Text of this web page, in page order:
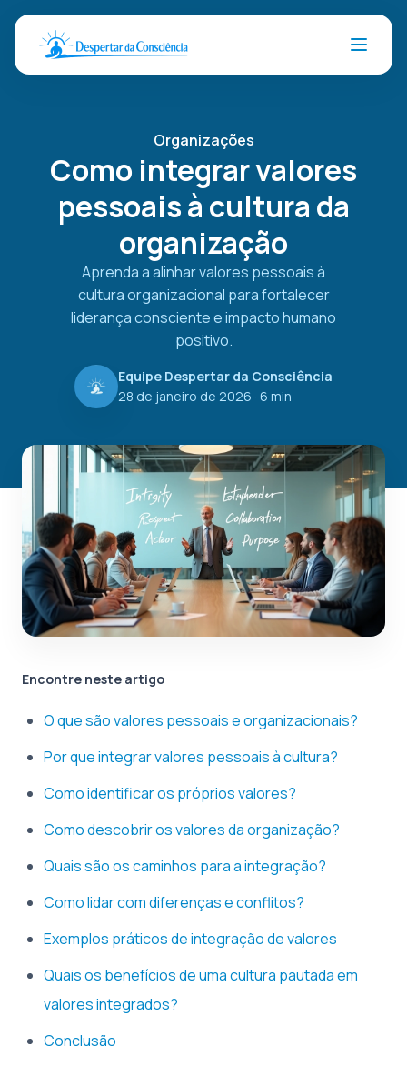
Organizações
Como integrar valores
pessoais à cultura da
organização
Aprenda a alinhar valores pessoais à
cultura organizacional para fortalecer
liderança consciente e impacto humano
positivo.
Equipe Despertar da Consciência
28 de janeiro de 2026 · 6 min
Encontre neste artigo
O que são valores pessoais e organizacionais?
Por que integrar valores pessoais à cultura?
Como identificar os próprios valores?
Como descobrir os valores da organização?
Quais são os caminhos para a integração?
Como lidar com diferenças e conflitos?
Exemplos práticos de integração de valores
Quais os benefícios de uma cultura pautada em
valores integrados?
Conclusão